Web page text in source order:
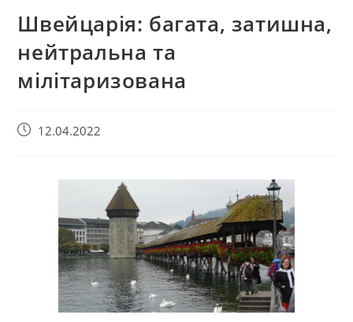
Швейцарія: багата, затишна,
нейтральна та
мілітаризована
12.04.2022